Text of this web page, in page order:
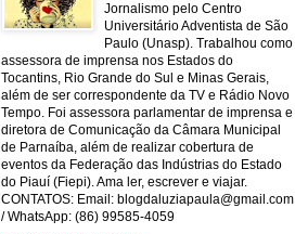
Jornalismo pelo Centro
Universitário Adventista de São
Paulo (Unasp). Trabalhou como
assessora de imprensa nos Estados do
Tocantins, Rio Grande do Sul e Minas Gerais,
além de ser correspondente da TV e Rádio Novo
Tempo. Foi assessora parlamentar de imprensa e
diretora de Comunicação da Câmara Municipal
de Parnaíba, além de realizar cobertura de
eventos da Federação das Indústrias do Estado
do Piauí (Fiepi). Ama ler, escrever e viajar.
CONTATOS: Email: blogdaluziapaula@gmail.com
/ WhatsApp: (86) 99585-4059